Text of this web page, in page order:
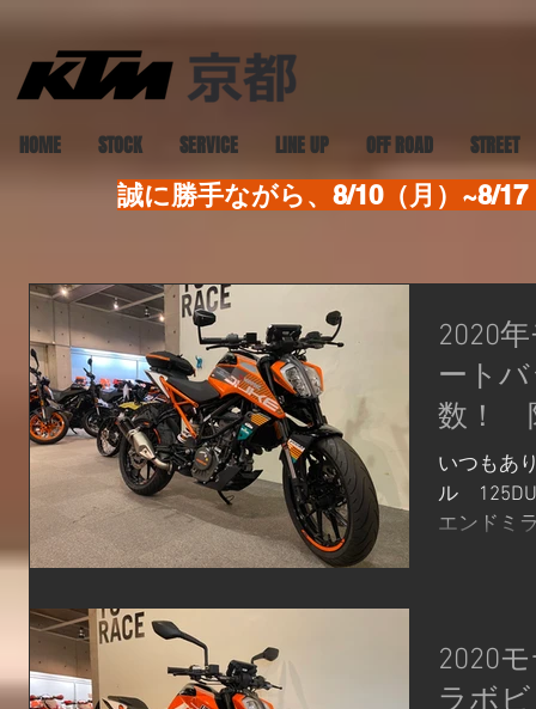
HOME STOCK SERVICE LINE UP OFF ROAD STREET
誠に勝手ながら、8/10（月）~8/
2020
ート
数！
いつもあ
ル
エンドミ
2020